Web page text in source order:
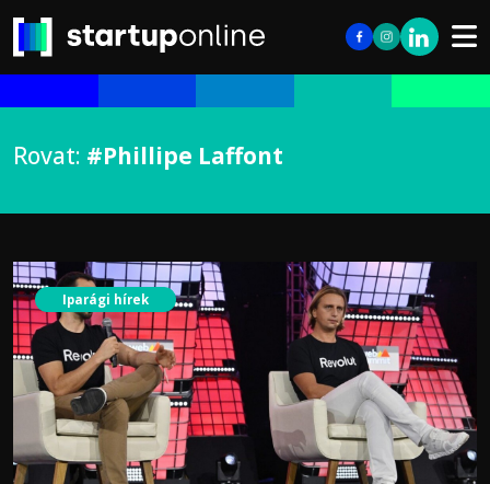
Rovat: #Phillipe Laffont
Iparági hírek